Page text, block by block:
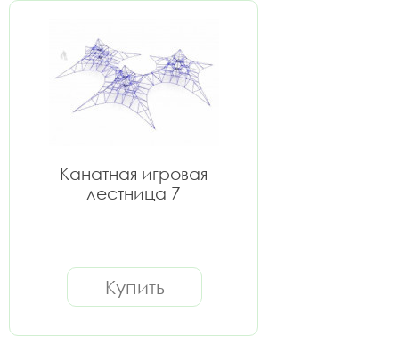
Канатная игровая
лестница 7
Купить